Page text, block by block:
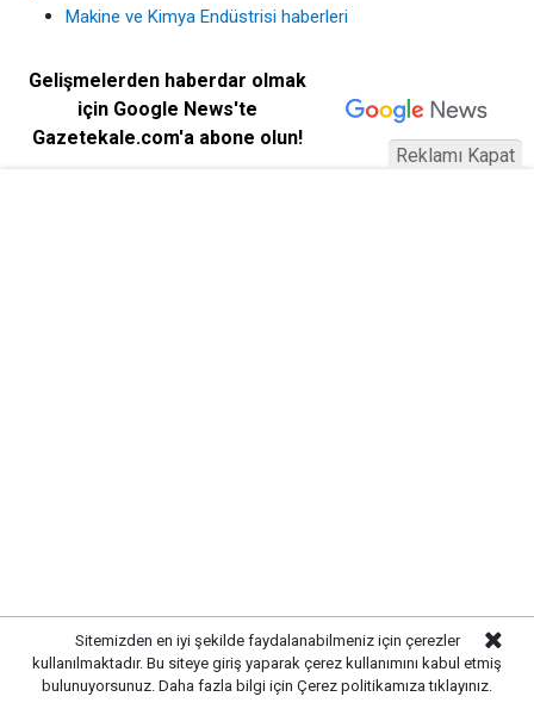
Makine ve Kimya Endüstrisi haberleri
Gelişmelerden haberdar olmak
için Google News'te
Gazetekale.com'a abone olun!
Türkçe karakter kullanılmayan ve büyük harflerle yazılmış yorumlar
onaylanmamaktadır.
Sitemizden en iyi şekilde faydalanabilmeniz için çerezler
kullanılmaktadır. Bu siteye giriş yaparak çerez kullanımını kabul etmiş
bulunuyorsunuz. Daha fazla bilgi için Çerez politikamıza tıklayınız.
Reklamı Kapat